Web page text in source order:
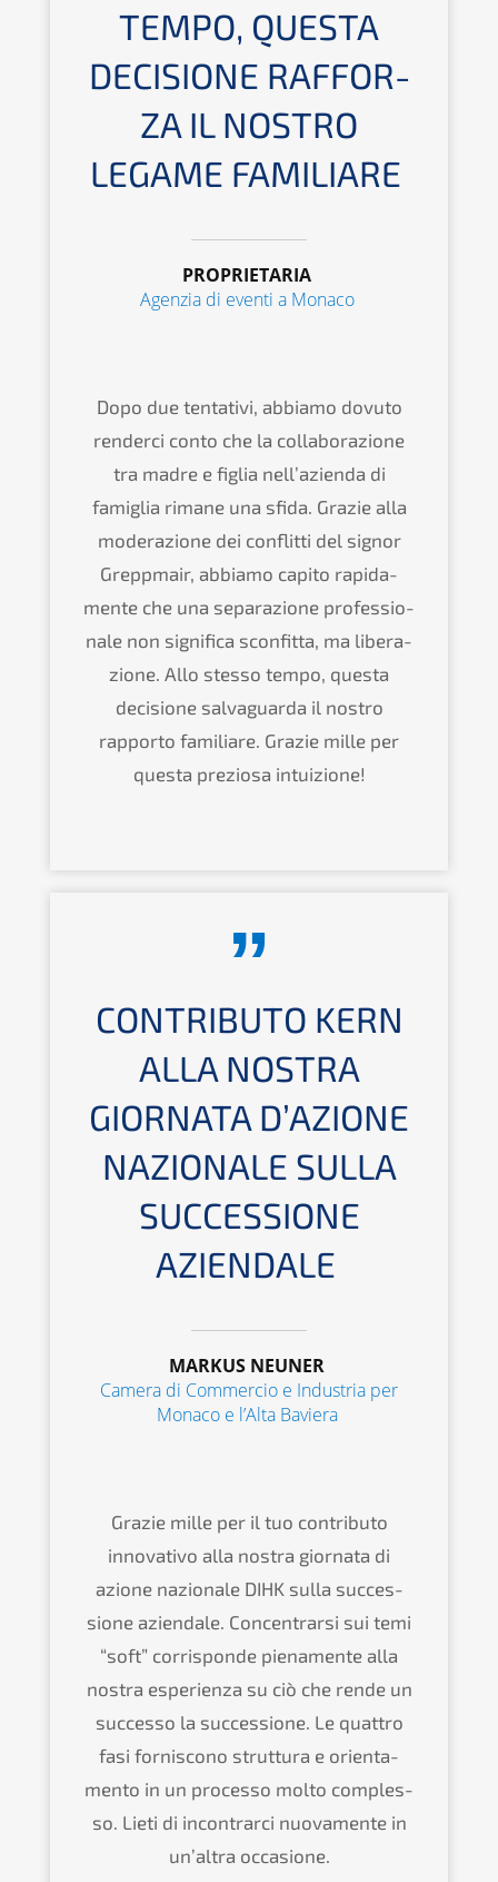
TEMPO, QUESTA
DECIS­IO­NE RAFFOR­
ZA IL NOSTRO
LEGAME FAMILIARE
PROPRIETARIA
Agenzia di eventi a Monaco
Dopo due tenta­ti­vi, abbia­mo dovuto
render­ci conto che la colla­bo­ra­zio­ne
tra madre e figlia nell’a­zi­en­da di
famiglia rimane una sfida. Grazie alla
modera­zio­ne dei conflit­ti del signor
Grepp­mair, abbia­mo capito rapida­
men­te che una separa­zio­ne profes­sio­
na­le non signi­fi­ca sconfit­ta, ma libera­
zio­ne. Allo stesso tempo, questa
decis­io­ne salva­guar­da il nostro
rappor­to familia­re. Grazie mille per
questa prezio­sa intuizione!
CONTRI­BU­TO KERN
ALLA NOSTRA
GIORNA­TA D’AZIO­NE
NAZIO­NA­LE SULLA
SUCCES­SIO­NE
AZIENDALE
MARKUS NEUNER
Camera di Commer­cio e Indus­tria per
Monaco e l’Alta Baviera
Grazie mille per il tuo contri­bu­to
innova­tivo alla nostra giorna­ta di
azione nazio­na­le DIHKsulla succes­
sio­ne aziend­a­le. Concen­trar­si sui temi
“soft” corrispon­de piena­men­te alla
nostra esperi­en­za su ciò che rende un
succes­so la succes­sio­ne. Le quattro
fasi fornis­co­no strut­tu­ra e orien­ta­
men­to in un proces­so molto comples­
so. Lieti di incon­trar­ci nuova­men­te in
un’al­tra occasione.